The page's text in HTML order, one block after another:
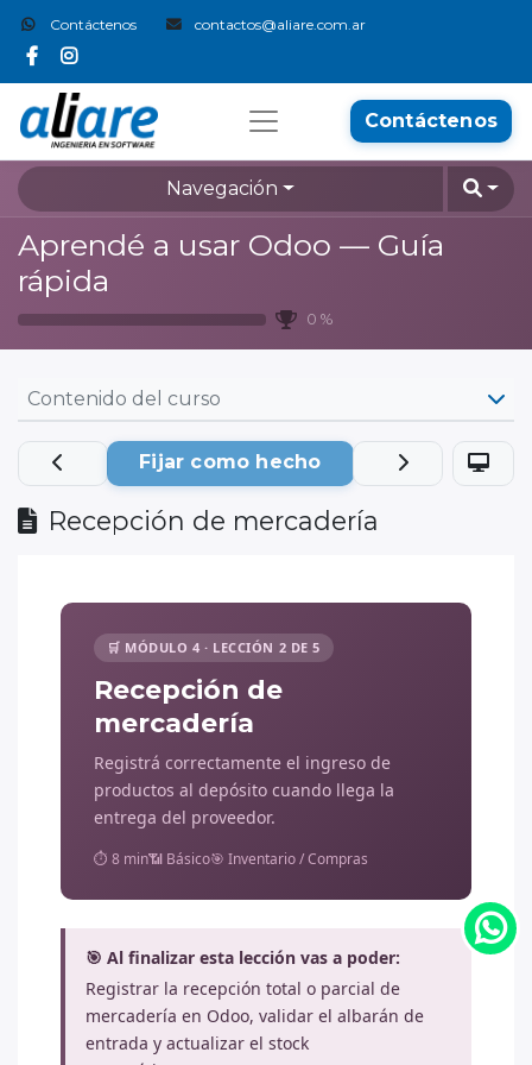
Contáctenos contactos@aliare.com.ar
Contáctenos
Navegación
Aprendé a usar Odoo — Guía
rápida
0 %
Contenido del curso
Recepción de mercadería
Fijar como hecho
🛒 MÓDULO 4 · LECCIÓN 2 DE 5
Recepción de
mercadería
Registrá correctamente el ingreso de
productos al depósito cuando llega la
entrega del proveedor.
⏱ 8 min📶 Básico🎯 Inventario / Compras
🎯 Al finalizar esta lección vas a poder:
Registrar la recepción total o parcial de
mercadería en Odoo, validar el albarán de
entrada y actualizar el stock